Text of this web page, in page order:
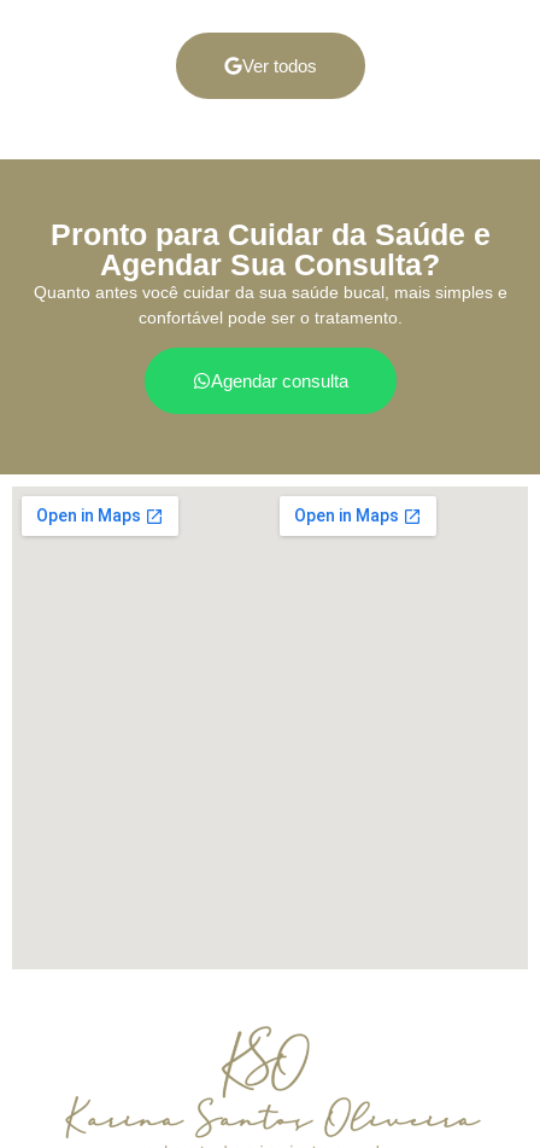
Ver todos
Pronto para Cuidar da Saúde e
Agendar Sua Consulta?
Quanto antes você cuidar da sua saúde bucal, mais simples e
confortável pode ser o tratamento.
Agendar consulta